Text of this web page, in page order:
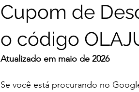
Cupom de
o código
Atualizado em maio de 2026
Se você está procurando no